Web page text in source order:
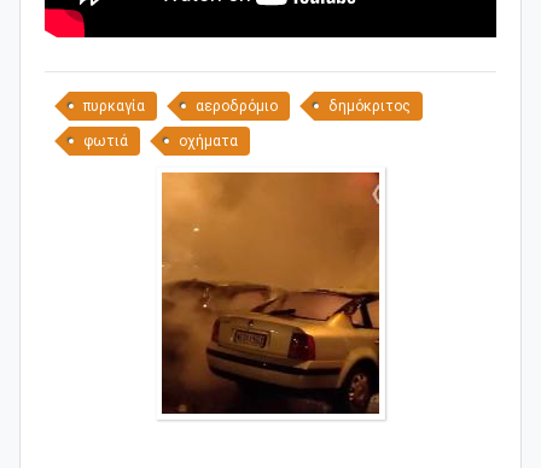
πυρκαγία αεροδρόμιο δημόκριτος
φωτιά οχήματα